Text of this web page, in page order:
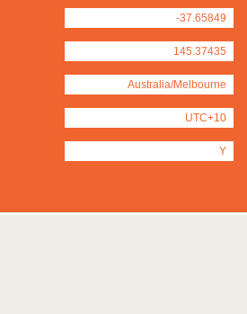
-37.65849
145.37435
Australia/Melbourne
UTC+10
Y